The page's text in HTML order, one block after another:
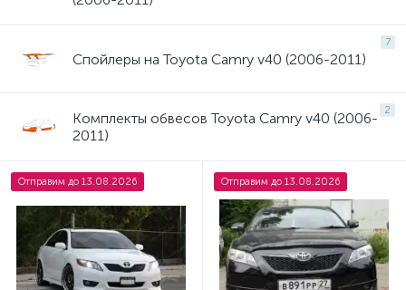
7
Спойлеры на Toyota Camry v40 (2006-2011)
2
Комплекты обвесов Toyota Camry v40 (2006-
2011)
Отправим до 13.08.2026 Отправим до 13.08.2026